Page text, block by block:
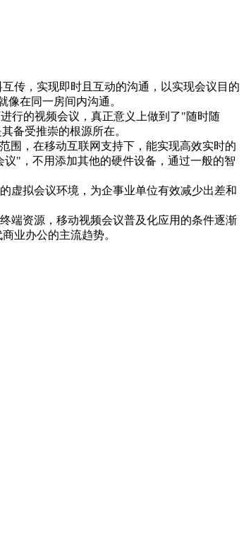
传，实现即时且互动的沟通，以实现会议目的
在同一房间内沟通。
行的视频会议，真正意义上做到了"随时随
备受推崇的根源所在。
围，在移动互联网支持下，能实现高效实时的
"，不用添加其他的硬件设备，通过一般的智
拟会议环境，为企事业单位有效减少出差和
端资源，移动视频会议普及化应用的条件逐渐
业办公的主流趋势。